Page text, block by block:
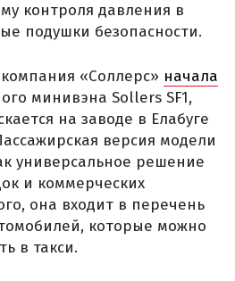
контроля давления в
подушки безопасности.
«Соллерс» начала
минивэна Sollers SF1,
на заводе в Елабуге
версия модели
универсальное решение
и коммерческих
она входит в перечень
которые можно
в такси.